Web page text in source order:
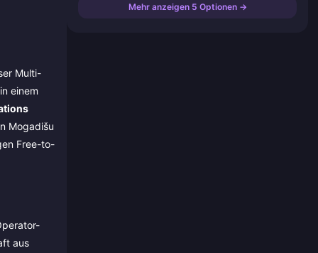
Multi-
einem
Mogadišu
Free-to-
aus
Mehr anzeigen 5 Optionen →